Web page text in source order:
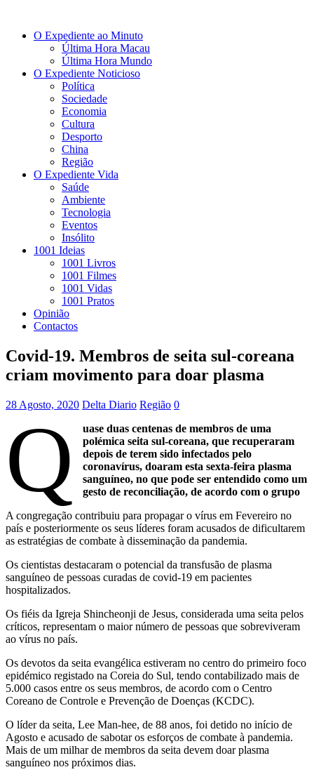
O Expediente ao Minuto
Última Hora Macau
Última Hora Mundo
O Expediente Noticioso
Política
Sociedade
Economia
Cultura
Desporto
China
Região
O Expediente Vida
Saúde
Ambiente
Tecnologia
Eventos
Insólito
1001 Ideias
1001 Livros
1001 Filmes
1001 Vidas
1001 Pratos
Opinião
Contactos
Covid-19. Membros de seita sul-coreana
criam movimento para doar plasma
28 Agosto, 2020 Delta Diario Região 0
Q
uase duas centenas de membros de uma
polémica seita sul-coreana, que recuperaram
depois de terem sido infectados pelo
coronavírus, doaram esta sexta-feira plasma
sanguíneo, no que pode ser entendido como um
gesto de reconciliação, de acordo com o grupo
A congregação contribuiu para propagar o vírus em Fevereiro no
país e posteriormente os seus líderes foram acusados de dificultarem
as estratégias de combate à disseminação da pandemia.
Os cientistas destacaram o potencial da transfusão de plasma
sanguíneo de pessoas curadas de covid-19 em pacientes
hospitalizados.
Os fiéis da Igreja Shincheonji de Jesus, considerada uma seita pelos
críticos, representam o maior número de pessoas que sobreviveram
ao vírus no país.
Os devotos da seita evangélica estiveram no centro do primeiro foco
epidémico registado na Coreia do Sul, tendo contabilizado mais de
5.000 casos entre os seus membros, de acordo com o Centro
Coreano de Controle e Prevenção de Doenças (KCDC).
O líder da seita, Lee Man-hee, de 88 anos, foi detido no início de
Agosto e acusado de sabotar os esforços de combate à pandemia.
Mais de um milhar de membros da seita devem doar plasma
sanguíneo nos próximos dias.